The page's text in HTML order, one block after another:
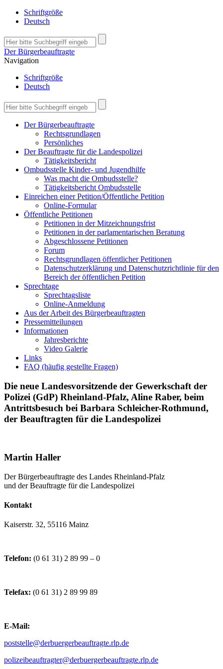
Schriftgröße
Deutsch
Der Bürgerbeauftragte
Navigation
Schriftgröße
Deutsch
Der Bürgerbeauftragte
Rechtsgrundlagen
Persönliches
Der Beauftragte für die Landespolizei
Tätigkeitsbericht
Ombudsstelle Kinder- und Jugendhilfe
Was macht die Ombudsstelle?
Tätigkeitsbericht Ombudsstelle
Einreichen einer Petition/Öffentliche Petition
Online-Formular
Öffentliche Petitionen
Petitionen in der Mitzeichnungsfrist
Petitionen in der parlamentarischen Beratung
Abgeschlossene Petitionen
Forum
Rechtsgrundlagen öffentlicher Petitionen
Datenschutzerklärung und Datenschutzrichtlinie für den
Bereich der öffentlichen Petition
Sprechtage
Sprechtagsliste
Online-Anmeldung
Aus der Arbeit des Bürgerbeauftragten
Pressemitteilungen
Informationen
Jahresberichte
Video Galerie
Links
FAQ (häufig gestellte Fragen)
Die neue Landesvorsitzende der Gewerkschaft der
Polizei (GdP) Rheinland-Pfalz, Aline Raber, beim
Antrittsbesuch bei Barbara Schleicher-Rothmund,
der Beauftragten für die Landespolizei
Martin Haller
Der Bürgerbeauftragte des Landes Rheinland-Pfalz
und der Beauftragte für die Landespolizei
Kontakt
Kaiserstr. 32, 55116 Mainz
Telefon: (0 61 31) 2 89 99 – 0
Telefax: (0 61 31) 2 89 99 89
E-Mail:
poststelle@derbuergerbeauftragte.rlp.de
polizeibeauftragter@derbuergerbeauftragte.rlp.de